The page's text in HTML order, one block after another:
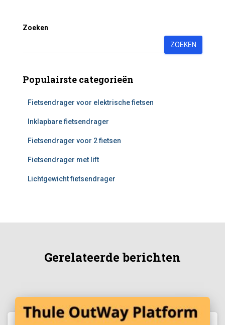
Zoeken
ZOEKEN
Populairste categorieën
Fietsendrager voor elektrische fietsen
Inklapbare fietsendrager
Fietsendrager voor 2 fietsen
Fietsendrager met lift
Lichtgewicht fietsendrager
Gerelateerde berichten